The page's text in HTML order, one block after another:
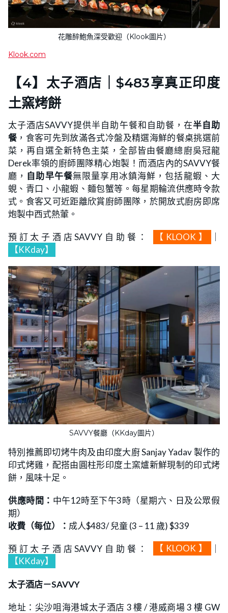
花雕醉鮑魚深受歡迎（Klook圖片）
Klook.com
【4】太子酒店｜$483享真正印度
土窯烤餅
太子酒店SAVVY提供半自助午餐和自助餐，在半自助
餐，食客可先到放滿各式冷盤及精選海鮮的餐桌挑選前
菜，再自選全新特色主菜，全部皆由餐廳總廚吳冠龍
Derek率領的廚師團隊精心炮製！而酒店內的SAVVY餐
廳， 自助早午餐無限量享用冰鎮海鮮，包括龍蝦、大
蜆、青口、小龍蝦、麵包蟹等。每星期輪流供應時令款
式。食客又可近距離欣賞廚師團隊，於開放式廚房即席
炮製中西式熱葷。
預訂太子酒店SAVVY自助餐： 【KLOOK】
【KKday】
SAVVY餐廳（KKday圖片）
特別推薦即切烤牛肉及由印度大廚 Sanjay Yadav 製作的
印式烤雞，配搭由圓柱形印度土窯爐新鮮現制的印式烤
餅，風味十足。
供應時間： 中午12時至下午3時（星期六、日及公眾假
期）
收費（每位）： 成人$483/ 兒童 (3 – 11 歲) $339
預訂太子酒店SAVVY自助餐： 【KLOOK】
【KKday】
太子酒店－SAVVY
地址：尖沙咀海港城太子酒店 3 樓 / 港威商場 3 樓 GW